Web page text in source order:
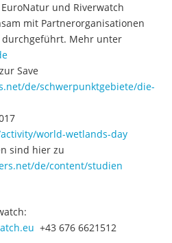
und Riverwatch
mit Partnerorganisationen
Mehr unter
Save
de/schwerpunktgebiete/die-
world-wetlands-day
sind hier zu
de/content/studien
+43 676 6621512